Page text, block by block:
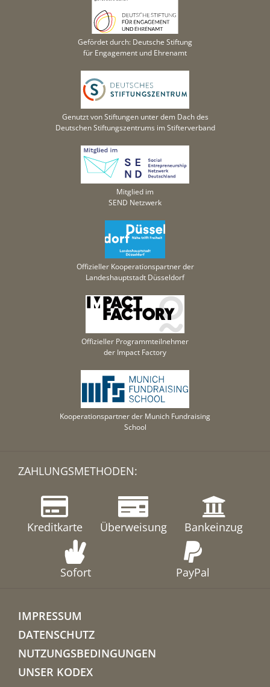
Gefördet durch: Deutsche Stiftung
für Engagement und Ehrenamt
Genutzt von Stiftungen unter dem Dach des
Deutschen Stiftungszentrums im Stifterverband
Mitglied im
SEND Netzwerk
Offizieller Kooperationspartner der
Landeshauptstadt Düsseldorf
Offizieller Programmteilnehmer
der Impact Factory
Kooperationspartner der Munich Fundraising
School
ZAHLUNGSMETHODEN:
Kreditkarte Überweisung Bankeinzug
Sofort PayPal
IMPRESSUM
DATENSCHUTZ
NUTZUNGSBEDINGUNGEN
UNSER KODEX